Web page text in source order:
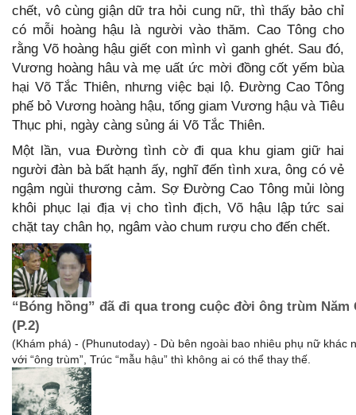
chết, vô cùng giận dữ tra hỏi cung nữ, thì thấy bảo chỉ
có mỗi hoàng hậu là người vào thăm. Cao Tông cho
rằng Võ hoàng hậu giết con mình vì ganh ghét. Sau đó,
Vương hoàng hâu và mẹ uất ức mời đồng cốt yếm bùa
hại Võ Tắc Thiên, nhưng việc bại lộ. Đường Cao Tông
phế bỏ Vương hoàng hậu, tống giam Vương hậu và Tiêu
Thục phi, ngày càng sủng ái Võ Tắc Thiên.
Một lần, vua Đường tình cờ đi qua khu giam giữ hai
người đàn bà bất hạnh ấy, nghĩ đến tình xưa, ông có vẻ
ngậm ngùi thương cảm. Sợ Đường Cao Tông mủi lòng
khôi phục lại địa vị cho tình địch, Võ hậu lập tức sai
chặt tay chân họ, ngâm vào chum rượu cho đến chết.
“Bóng hồng” đã đi qua trong cuộc đời ông trùm Năm
(P.2)
(Khám phá) - (Phunutoday) - Dù bên ngoài bao nhiêu phụ nữ khác
với “ông trùm”, Trúc “mẫu hậu” thì không ai có thể thay thế.